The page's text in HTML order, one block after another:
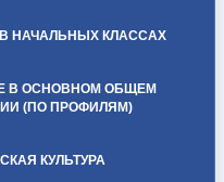
НАЧАЛЬНЫХ КЛАССАХ
В ОСНОВНОМ ОБЩЕМ
(ПО ПРОФИЛЯМ)
КУЛЬТУРА